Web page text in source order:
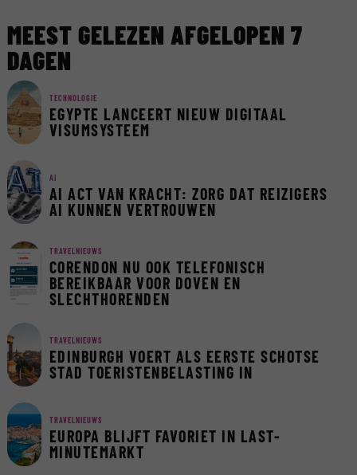
MEEST GELEZEN AFGELOPEN 7
DAGEN
TECHNOLOGIE
EGYPTE LANCEERT NIEUW DIGITAAL
VISUMSYSTEEM
AI
AI ACT VAN KRACHT: ZORG DAT REIZIGERS
AI KUNNEN VERTROUWEN
TRAVELNIEUWS
CORENDON NU OOK TELEFONISCH
BEREIKBAAR VOOR DOVEN EN
SLECHTHORENDEN
TRAVELNIEUWS
EDINBURGH VOERT ALS EERSTE SCHOTSE
STAD TOERISTENBELASTING IN
TRAVELNIEUWS
EUROPA BLIJFT FAVORIET IN LAST-
MINUTEMARKT